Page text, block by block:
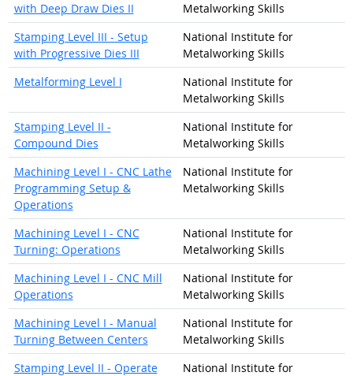
with Deep Draw Dies II
Metalworking Skills
Stamping Level III - Setup
with Progressive Dies III
National Institute for
Metalworking Skills
Metalforming Level I
National Institute for
Metalworking Skills
Stamping Level II -
Compound Dies
National Institute for
Metalworking Skills
Machining Level I - CNC Lathe
Programming Setup &
Operations
National Institute for
Metalworking Skills
Machining Level I - CNC
Turning: Operations
National Institute for
Metalworking Skills
Machining Level I - CNC Mill
Operations
National Institute for
Metalworking Skills
Machining Level I - Manual
Turning Between Centers
National Institute for
Metalworking Skills
Stamping Level II - Operate
National Institute for